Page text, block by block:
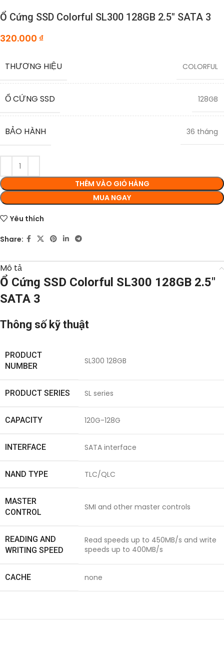
Ổ Cứng SSD Colorful SL300 128GB 2.5″ SATA 3
320.000 ₫
THƯƠNG HIỆU COLORFUL
Ổ CỨNG SSD 128GB
BẢO HÀNH 36 tháng
THÊM VÀO GIỎ HÀNG
MUA NGAY
Yêu thích
Share:
Mô tả
Ổ Cứng SSD Colorful SL300 128GB 2.5″
SATA 3
Thông số kỹ thuật
PRODUCT
NUMBER
SL300 128GB
PRODUCT SERIES SL series
CAPACITY 120G-128G
INTERFACE SATA interface
NAND TYPE TLC/QLC
MASTER
CONTROL
SMI and other master controls
READING AND
WRITING SPEED
Read speeds up to 450MB/s and write
speeds up to 400MB/s
CACHE none